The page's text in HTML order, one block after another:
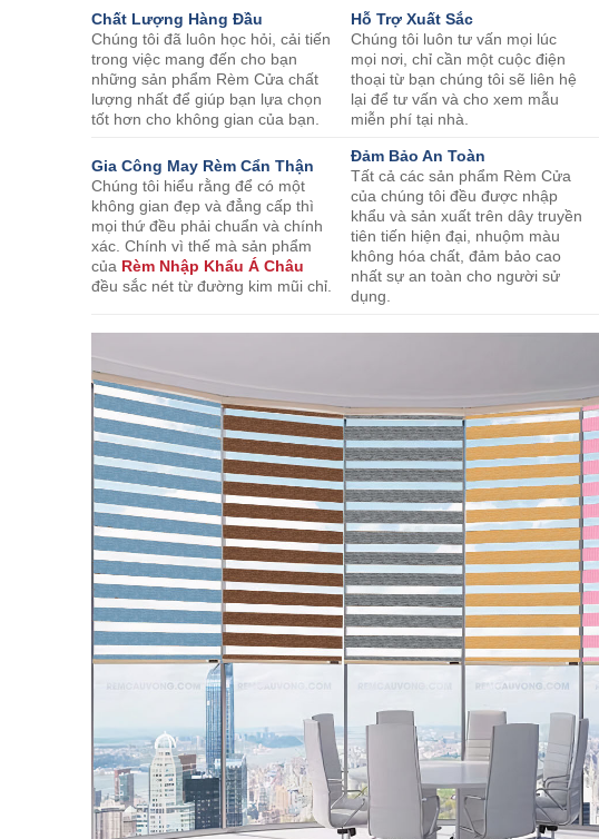
Chất Lượng Hàng Đầu
Chúng tôi đã luôn học hỏi, cải tiến
trong việc mang đến cho bạn
những sản phẩm Rèm Cửa chất
lượng nhất để giúp bạn lựa chọn
tốt hơn cho không gian của bạn.
Hỗ Trợ Xuất Sắc
Chúng tôi luôn tư vấn mọi lúc
mọi nơi, chỉ cần một cuộc điện
thoại từ bạn chúng tôi sẽ liên hệ
lại để tư vấn và cho xem mẫu
miễn phí tại nhà.
Gia Công May Rèm Cẩn Thận
Chúng tôi hiểu rằng để có một
không gian đẹp và đẳng cấp thì
mọi thứ đều phải chuẩn và chính
xác. Chính vì thế mà sản phẩm
của Rèm Nhập Khẩu Á Châu
đều sắc nét từ đường kim mũi chỉ.
Đảm Bảo An Toàn
Tất cả các sản phẩm Rèm Cửa
của chúng tôi đều được nhập
khẩu và sản xuất trên dây truyền
tiên tiến hiện đại, nhuộm màu
không hóa chất, đảm bảo cao
nhất sự an toàn cho người sử
dụng.